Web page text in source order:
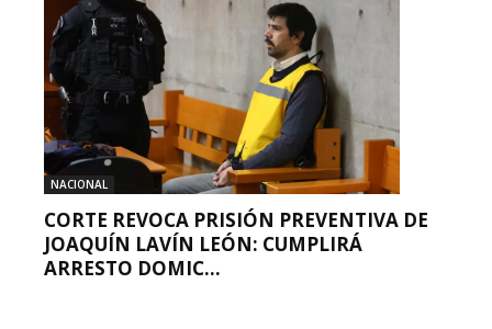
NACIONAL
CORTE REVOCA PRISIÓN PREVENTIVA DE
JOAQUÍN LAVÍN LEÓN: CUMPLIRÁ
ARRESTO DOMIC...